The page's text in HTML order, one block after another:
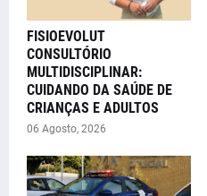
FISIOEVOLUT
CONSULTÓRIO
MULTIDISCIPLINAR:
CUIDANDO DA SAÚDE DE
CRIANÇAS E ADULTOS
06 Agosto, 2026